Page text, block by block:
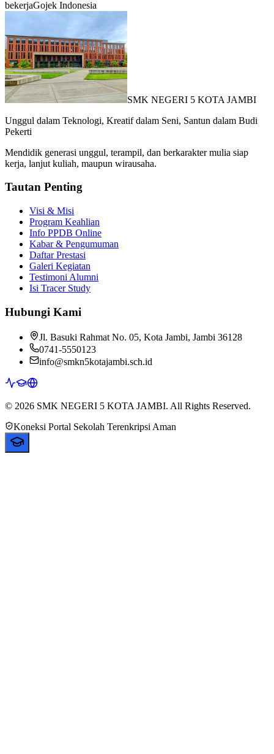
bekerjaGojek Indonesia
SMK NEGERI 5 KOTA JAMBI
Unggul dalam Teknologi, Kreatif dalam Seni, Santun dalam Budi
Pekerti
Mendidik generasi unggul, terampil, dan berkarakter mulia siap
kerja, lanjut kuliah, maupun wirausaha.
Tautan Penting
Visi & Misi
Program Keahlian
Info PPDB Online
Kabar & Pengumuman
Daftar Prestasi
Galeri Kegiatan
Testimoni Alumni
Isi Tracer Study
Hubungi Kami
Jl. Basuki Rahmat No. 05, Kota Jambi, Jambi 36128
0741-5550123
info@smkn5kotajambi.sch.id
© 2026 SMK NEGERI 5 KOTA JAMBI. All Rights Reserved.
Koneksi Portal Sekolah Terenkripsi Aman